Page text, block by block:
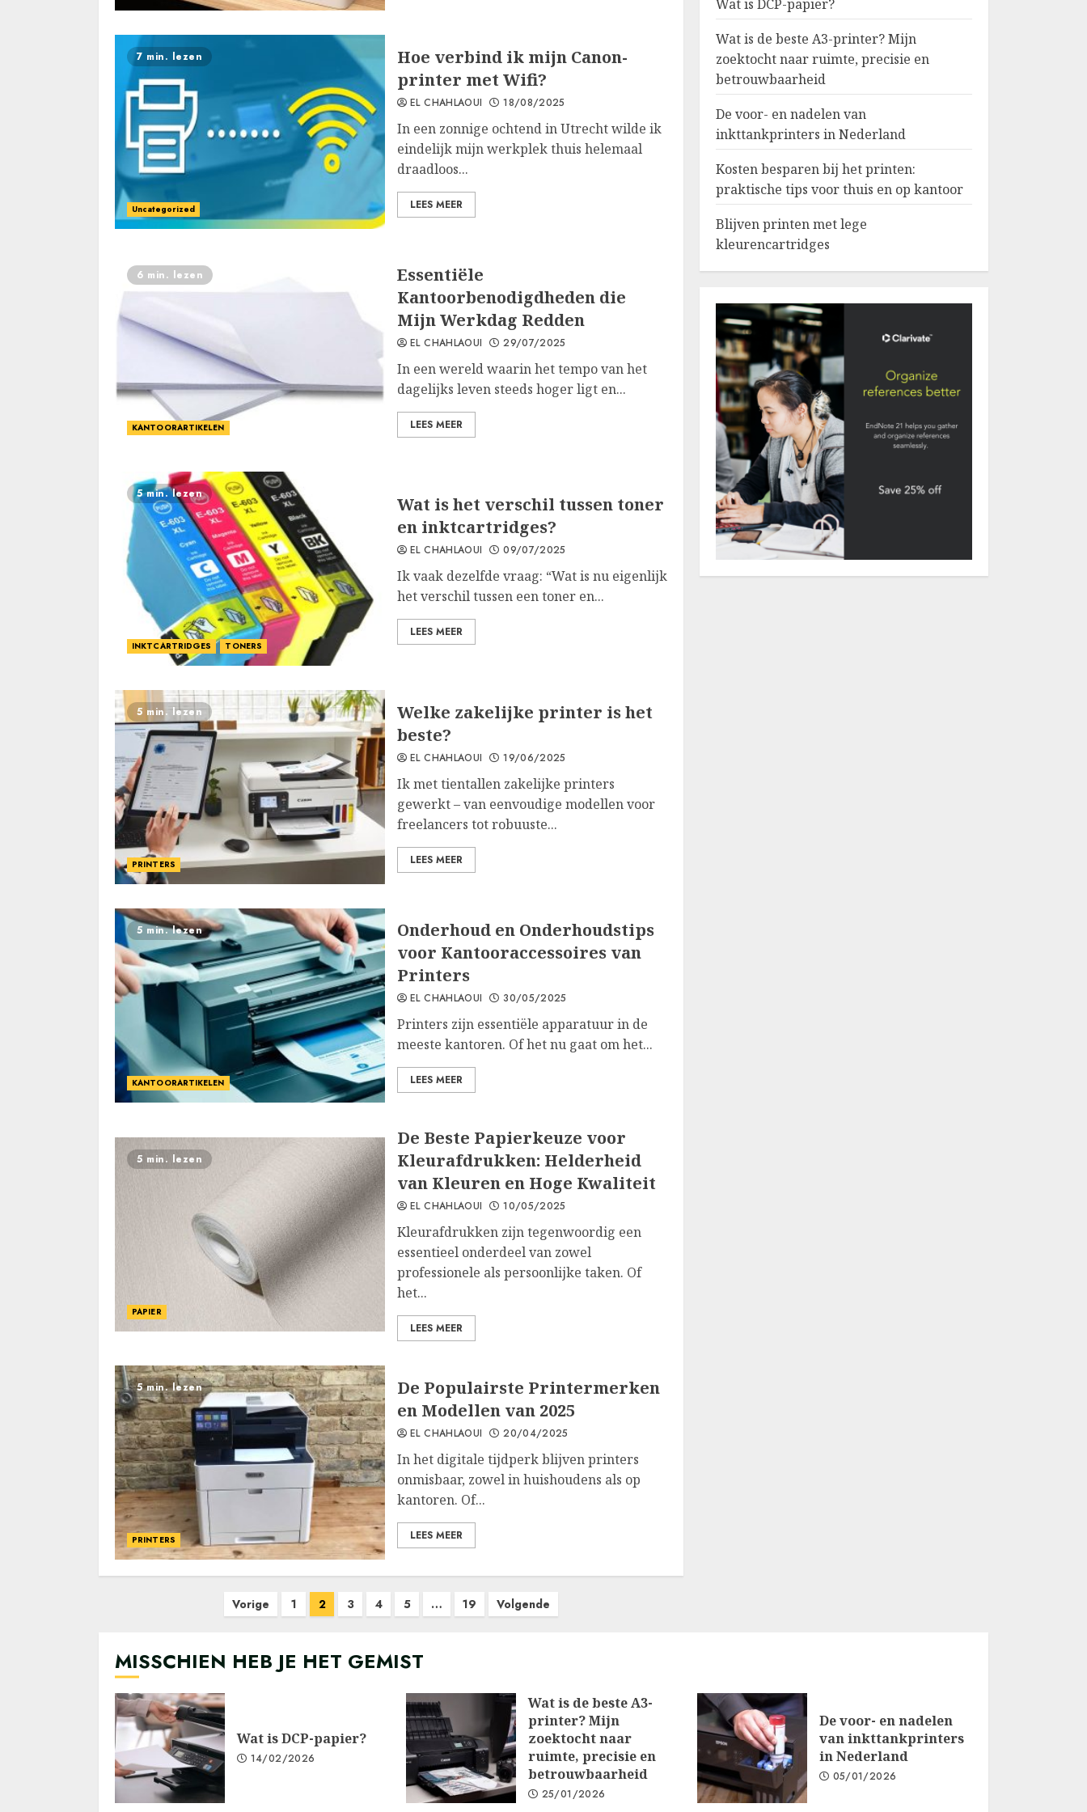
7 min. lezen
Uncategorized
Hoe verbind ik mijn Canon-
printer met Wifi?
EL CHAHLAOUI 18/08/2025
In een zonnige ochtend in Utrecht wilde ik
eindelijk mijn werkplek thuis helemaal
draadloos...
LEES MEER
6 min. lezen
KANTOORARTIKELEN
Essentiële
Kantoorbenodigdheden die
Mijn Werkdag Redden
EL CHAHLAOUI 29/07/2025
In een wereld waarin het tempo van het
dagelijks leven steeds hoger ligt en...
LEES MEER
5 min. lezen
INKTCARTRIDGES TONERS
Wat is het verschil tussen toner
en inktcartridges?
EL CHAHLAOUI 09/07/2025
Ik vaak dezelfde vraag: “Wat is nu eigenlijk
het verschil tussen een toner en...
LEES MEER
5 min. lezen
PRINTERS
Welke zakelijke printer is het
beste?
EL CHAHLAOUI 19/06/2025
Ik met tientallen zakelijke printers
gewerkt – van eenvoudige modellen voor
freelancers tot robuuste...
LEES MEER
5 min. lezen
KANTOORARTIKELEN
Onderhoud en Onderhoudstips
voor Kantooraccessoires van
Printers
EL CHAHLAOUI 30/05/2025
Printers zijn essentiële apparatuur in de
meeste kantoren. Of het nu gaat om het...
LEES MEER
5 min. lezen
PAPIER
De Beste Papierkeuze voor
Kleurafdrukken: Helderheid
van Kleuren en Hoge Kwaliteit
EL CHAHLAOUI 10/05/2025
Kleurafdrukken zijn tegenwoordig een
essentieel onderdeel van zowel
professionele als persoonlijke taken. Of
het...
LEES MEER
5 min. lezen
PRINTERS
De Populairste Printermerken
en Modellen van 2025
EL CHAHLAOUI 20/04/2025
In het digitale tijdperk blijven printers
onmisbaar, zowel in huishoudens als op
kantoren. Of...
LEES MEER
Berichten
Vorige 1 2 3 4 5 … 19 Volgende
Wat is DCP-papier?
Wat is de beste A3-printer? Mijn
zoektocht naar ruimte, precisie en
betrouwbaarheid
De voor- en nadelen van
inkttankprinters in Nederland
Kosten besparen bij het printen:
praktische tips voor thuis en op kantoor
Blijven printen met lege
kleurencartridges
MISSCHIEN HEB JE HET GEMIST
Wat is DCP-papier?
14/02/2026
Wat is de beste A3-
printer? Mijn
zoektocht naar
ruimte, precisie en
betrouwbaarheid
25/01/2026
De voor- en nadelen
van inkttankprinters
in Nederland
05/01/2026